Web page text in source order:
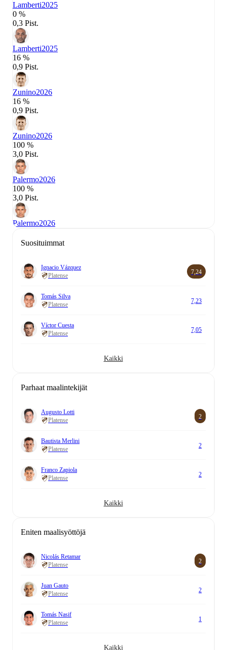
Lamberti2025
0 %
0,3 Pist.
Lamberti2025
16 %
0,9 Pist.
Zunino2026
16 %
0,9 Pist.
Zunino2026
100 %
3,0 Pist.
Palermo2026
100 %
3,0 Pist.
Palermo2026
Suosituimmat
Ignacio Vázquez
Platense
7,24
Tomás Silva
Platense
7,23
Víctor Cuesta
Platense
7,05
Kaikki
Parhaat maalintekijät
Augusto Lotti
Platense
2
Bautista Merlini
Platense
2
Franco Zapiola
Platense
2
Kaikki
Eniten maalisyöttöjä
Nicolás Retamar
Platense
2
Juan Gauto
Platense
2
Tomás Nasif
Platense
1
Kaikki